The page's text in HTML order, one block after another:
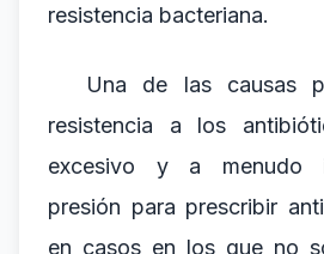
resistencia bacteriana.
Una de las causas
resistencia a los
excesivo y a menudo
presión para prescribir
en casos en los que no